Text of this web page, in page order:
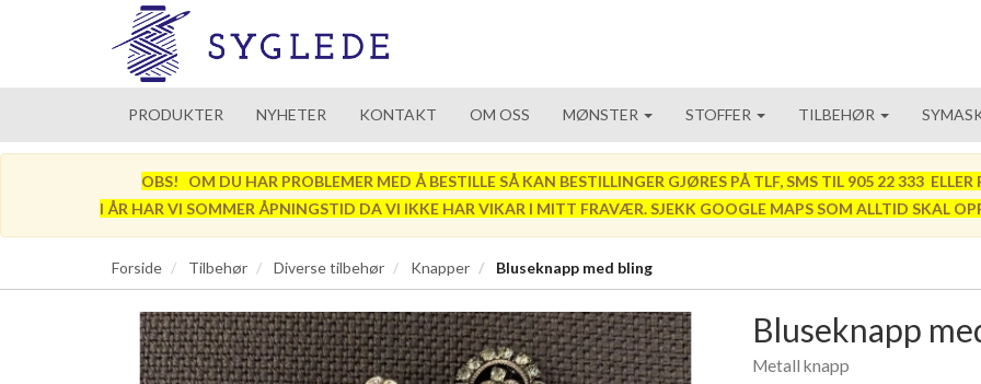
PRODUKTER NYHETER KONTAKT OM OSS MØNSTER STOFFER TILBEHØR
OBS! OM DU HAR PROBLEMER MED Å BESTILLE SÅ KAN BESTILLINGER GJØRES PÅ TLF, SMS TIL 905 22 333
I ÅR HAR VI SOMMER ÅPNINGSTID DA VI IKKE HAR VIKAR I MITT FRAVÆR. SJEKK GOOGLE MAPS SOM ALLTID SKAL
Forside Tilbehør Diverse tilbehør Knapper Bluseknapp med bling
Bluseknapp
Metall knapp